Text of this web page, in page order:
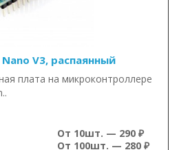
V3, распаянный
плата на микроконтроллере
От 10шт. — 290 ₽
От 100шт. — 280 ₽